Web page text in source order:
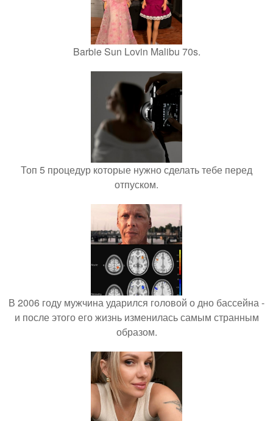
Barbie Sun Lovin Malibu 70s.
Топ 5 процедур которые нужно сделать тебе перед
отпуском.
В 2006 году мужчина ударился головой о дно бассейна -
и после этого его жизнь изменилась самым странным
образом.